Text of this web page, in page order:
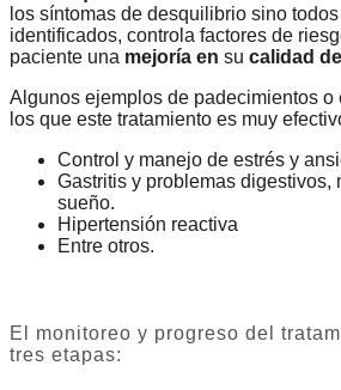
los síntomas de desquilibrio sino
identificados, controla factores de
paciente una mejoría en su calidad
Algunos ejemplos de padecimientos o
los que este tratamiento es muy
Control y manejo de estrés y
Gastritis y problemas digestivos,
sueño.
Hipertensión reactiva
Entre otros.
El monitoreo y progreso del
tres etapas: